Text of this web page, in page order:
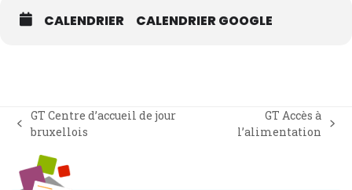
CALENDRIER CALENDRIER GOOGLE
previous
GT Centre d’accueil de jour
bruxellois
GT Accès à
l’alimentation